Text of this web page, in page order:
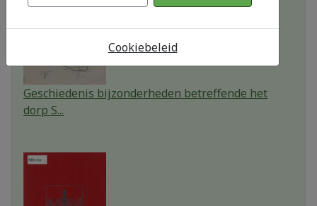
Geschiedenis bijzonderheden betreffende het
dorp S...
Cookiebeleid